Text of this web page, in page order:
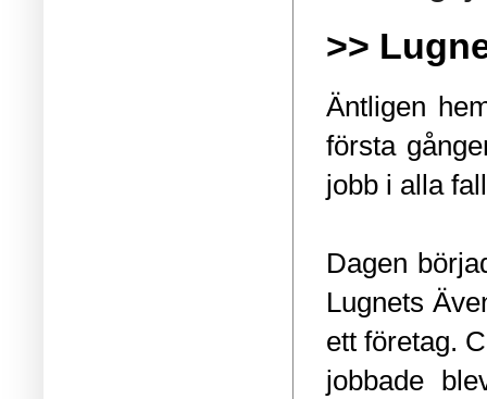
>>
Äntligen
första
jobb i alla
Dagen
Lugnets
ett företag.
jobbade